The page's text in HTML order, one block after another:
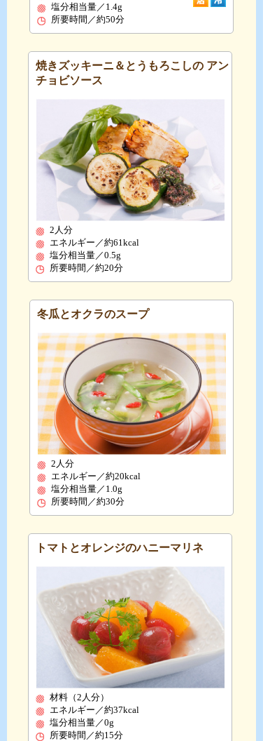
塩分相当量／1.4g
所要時間／約50分
焼きズッキーニ＆とうもろこしの アン
チョビソース
2人分
エネルギー／約61kcal
塩分相当量／0.5g
所要時間／約20分
冬瓜とオクラのスープ
2人分
エネルギー／約20kcal
塩分相当量／1.0g
所要時間／約30分
トマトとオレンジのハニーマリネ
材料（2人分）
エネルギー／約37kcal
塩分相当量／0g
所要時間／約15分